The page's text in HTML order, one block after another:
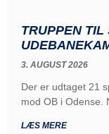
TRUPPEN
3. AUGUST 2026
Der er udtaget 21
mod OB i Odense.
LÆS MERE